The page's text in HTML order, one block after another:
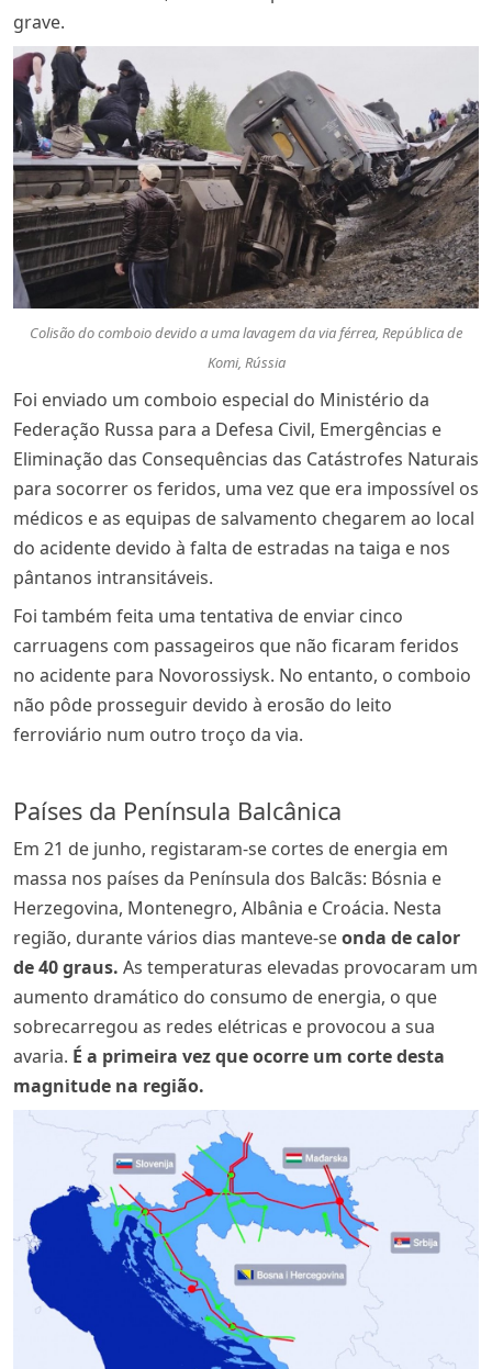
grave.
Colisão do comboio devido a uma lavagem da via férrea, República de
Komi, Rússia
Foi enviado um comboio especial do Ministério da
Federação Russa para a Defesa Civil, Emergências e
Eliminação das Consequências das Catástrofes Naturais
para socorrer os feridos, uma vez que era impossível os
médicos e as equipas de salvamento chegarem ao local
do acidente devido à falta de estradas na taiga e nos
pântanos intransitáveis.
Foi também feita uma tentativa de enviar cinco
carruagens com passageiros que não ficaram feridos
no acidente para Novorossiysk. No entanto, o comboio
não pôde prosseguir devido à erosão do leito
ferroviário num outro troço da via.
Países da Península Balcânica
Em 21 de junho, registaram-se cortes de energia em
massa nos países da Península dos Balcãs: Bósnia e
Herzegovina, Montenegro, Albânia e Croácia. Nesta
região, durante vários dias manteve-seonda de calor
de 40 graus. As temperaturas elevadas provocaram um
aumento dramático do consumo de energia, o que
sobrecarregou as redes elétricas e provocou a sua
avaria. É a primeira vez que ocorre um corte desta
magnitude na região.